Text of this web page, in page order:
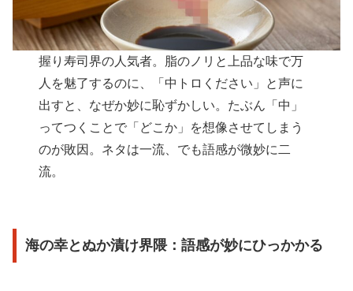
握り寿司界の人気者。脂のノリと上品な味で万
人を魅了するのに、「中トロください」と声に
出すと、なぜか妙に恥ずかしい。たぶん「中」
ってつくことで「どこか」を想像させてしまう
のが敗因。ネタは一流、でも語感が微妙に二
流。
海の幸とぬか漬け界隈：語感が妙にひっかかる